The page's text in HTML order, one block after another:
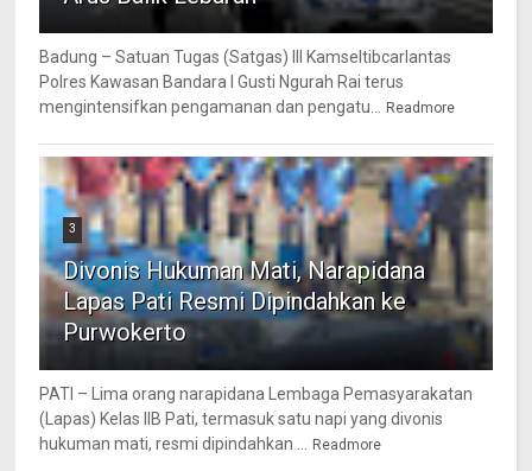
Badung – Satuan Tugas (Satgas) III Kamseltibcarlantas
Polres Kawasan Bandara I Gusti Ngurah Rai terus
mengintensifkan pengamanan dan pengatu...
Readmore
3
Divonis Hukuman Mati, Narapidana
Lapas Pati Resmi Dipindahkan ke
Purwokerto
PATI – Lima orang narapidana Lembaga Pemasyarakatan
(Lapas) Kelas IIB Pati, termasuk satu napi yang divonis
hukuman mati, resmi dipindahkan ...
Readmore